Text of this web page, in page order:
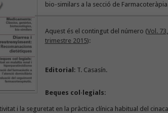
bio-similars a la secció de
Aquest és el contingut del número (Vol.
trimestre 2015):
Editorial : T. Casasín.
Beques col·legials:
i la seguretat en la pràctica clínica habitual del